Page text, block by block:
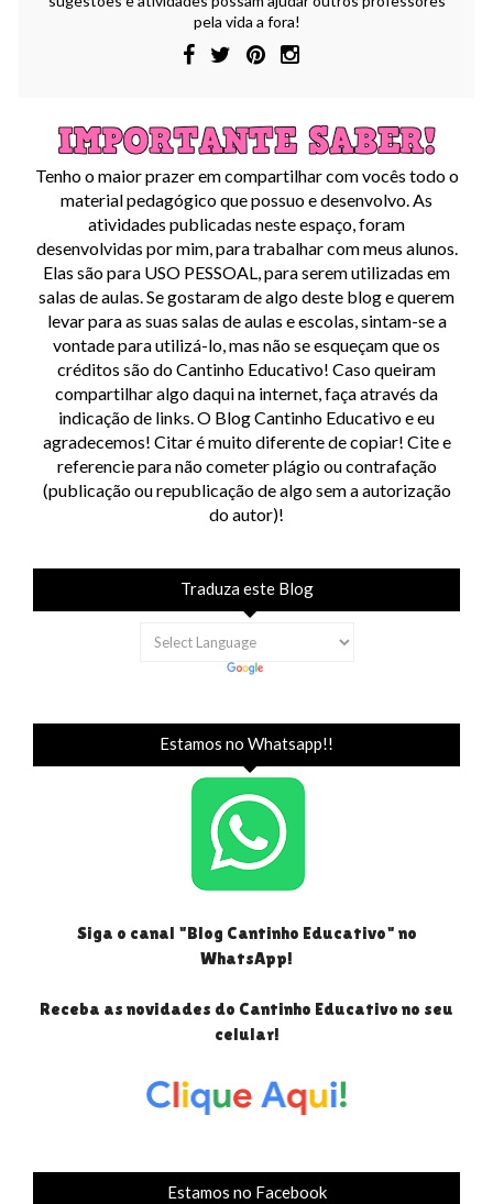
pela vida a fora!
Tenho o maior prazer em compartilhar com vocês todo o
material pedagógico que possuo e desenvolvo. As
atividades publicadas neste espaço, foram
desenvolvidas por mim, para trabalhar com meus alunos.
Elas são para USO PESSOAL, para serem utilizadas em
salas de aulas. Se gostaram de algo deste blog e querem
levar para as suas salas de aulas e escolas, sintam-se a
vontade para utilizá-lo, mas não se esqueçam que os
créditos são do Cantinho Educativo! Caso queiram
compartilhar algo daqui na internet, faça através da
indicação de links. O Blog Cantinho Educativo e eu
agradecemos! Citar é muito diferente de copiar! Cite e
referencie para não cometer plágio ou contrafação
(publicação ou republicação de algo sem a autorização
do autor)!
Traduza este Blog
Estamos no Whatsapp!!
Siga o canal "Blog Cantinho Educativo" no
WhatsApp!
Receba as novidades do Cantinho Educativo no seu
celular!
Estamos no Facebook